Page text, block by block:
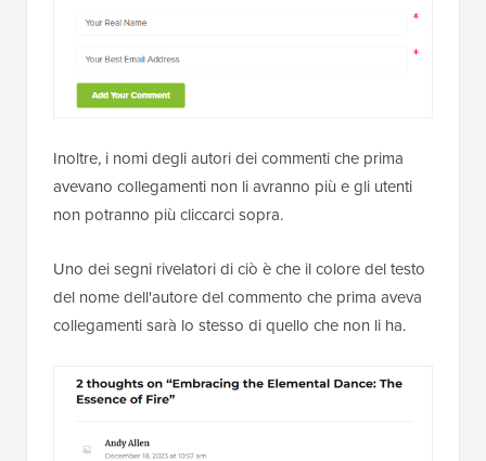
Inoltre, i nomi degli autori dei commenti che prima
avevano collegamenti non li avranno più e gli utenti
non potranno più cliccarci sopra.
Uno dei segni rivelatori di ciò è che il colore del testo
del nome dell'autore del commento che prima aveva
collegamenti sarà lo stesso di quello che non li ha.